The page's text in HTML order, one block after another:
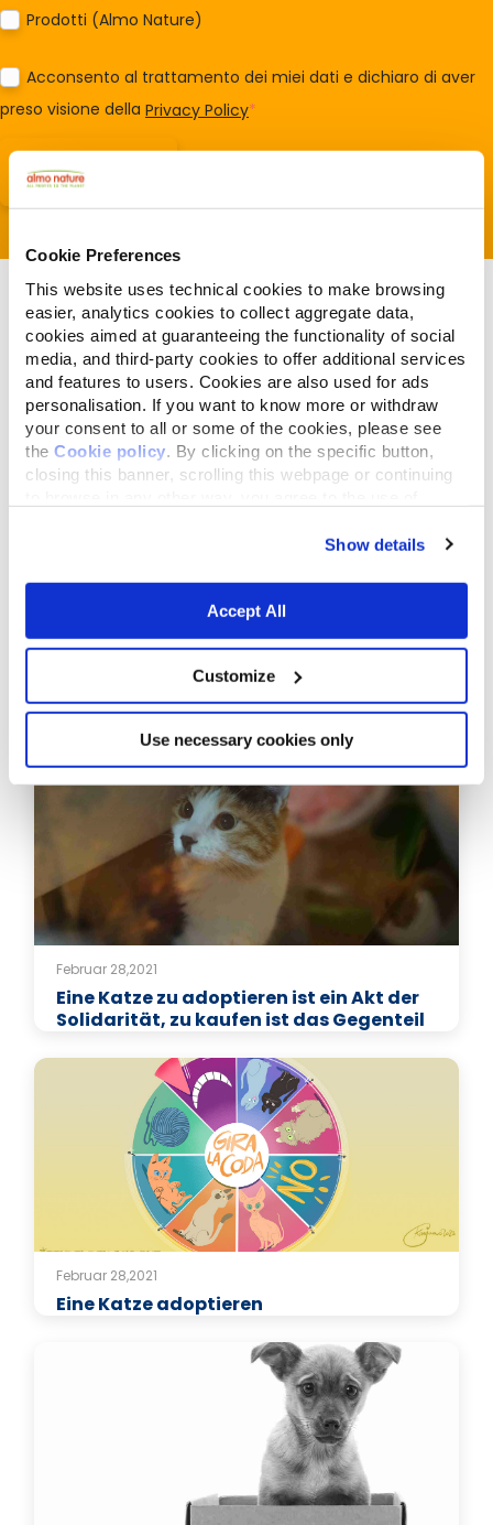
Cookie Preferences
This website uses technical cookies to make browsing
easier, analytics cookies to collect aggregate data,
cookies aimed at guaranteeing the functionality of social
media, and third-party cookies to offer additional services
and features to users. Cookies are also used for ads
personalisation. If you want to know more or withdraw
your consent to all or some of the cookies, please see
the Cookie policy . By clicking on the specific button,
closing this banner, scrolling this webpage or continuing
Show details
Accept All
Customize
Use necessary cookies only
Prodotti (Almo Nature)
Acconsento al trattamento dei miei dati e dichiaro di aver
preso visione della Privacy Policy*
Verwandte Artikel
Adoptieren statt kaufen: Sieben Gründe,
einen Hund zu adoptieren
Februar 28,2021
Eine Katze zu adoptieren ist ein Akt der
Solidarität, zu kaufen ist das Gegenteil
Februar 28,2021
Eine Katze adoptieren